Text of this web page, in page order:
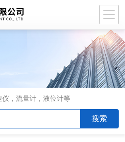
仪，流量计，液位计等